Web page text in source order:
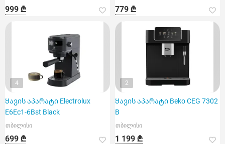
999 ₾ 779 ₾
4
Ყავის აპარატი Electrolux
E6Ec1-6Bst Black
თბილისი
699 ₾
2
Ყავის აპარატი Beko CEG 7302
B
თბილისი
1 199 ₾